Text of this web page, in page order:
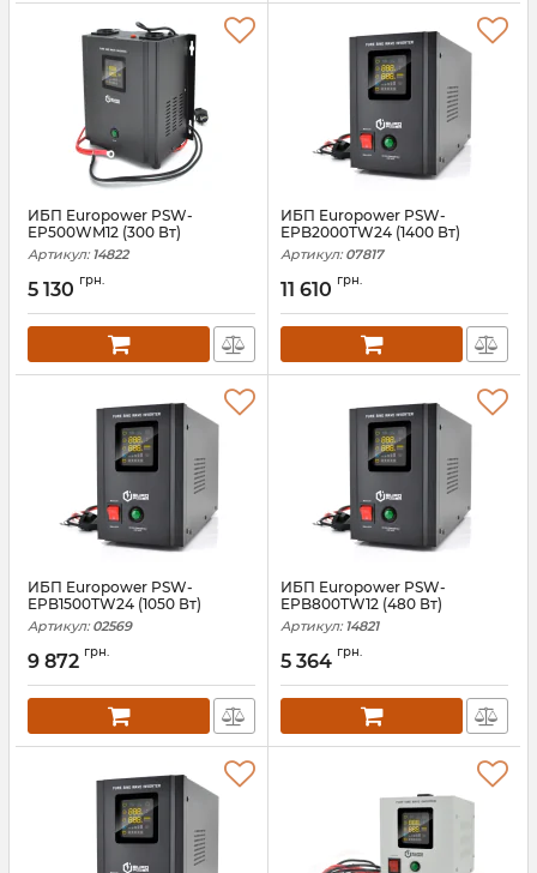
ИБП Europower PSW-
EP500WM12 (300 Вт)
Артикул: 14822
5 130 грн.
ИБП Europower PSW-
EPB2000TW24 (1400 Вт)
Артикул: 07817
11 610 грн.
ИБП Europower PSW-
EPB1500TW24 (1050 Вт)
Артикул: 02569
9 872 грн.
ИБП Europower PSW-
EPB800TW12 (480 Вт)
Артикул: 14821
5 364 грн.